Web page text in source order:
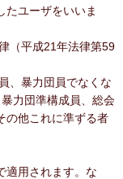
たユーザをいいま
（平成21年法律第59
、暴力団員でなくな
力団準構成員、総会
の他これに準ずる者
適用されます。な